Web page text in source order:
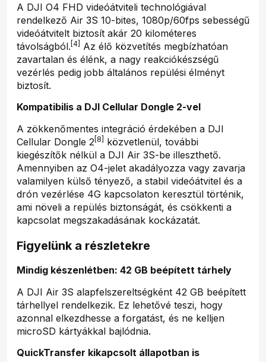
A DJI O4 FHD videóátviteli technológiával
rendelkező Air 3S 10-bites, 1080p/60fps sebességű
videóátvitelt biztosít akár 20 kilométeres
távolságból. [4]
Az élő közvetítés megbízhatóan
zavartalan és élénk, a nagy reakciókészségű
vezérlés pedig jobb általános repülési élményt
biztosít.
Kompatibilis a DJI Cellular Dongle 2-vel
A zökkenőmentes integráció érdekében a DJI
Cellular Dongle 2 [8]
közvetlenül, további
kiegészítők nélkül a DJI Air 3S-be illeszthető.
Amennyiben az O4-jelet akadályozza vagy zavarja
valamilyen külső tényező, a stabil videóátvitel és a
drón vezérlése 4G kapcsolaton keresztül történik,
ami növeli a repülés biztonságát, és csökkenti a
kapcsolat megszakadásának kockázatát.
Figyelünk a részletekre
Mindig készenlétben: 42 GB beépített tárhely
A DJI Air 3S alapfelszereltségként 42 GB beépített
tárhellyel rendelkezik. Ez lehetővé teszi, hogy
azonnal elkezdhesse a forgatást, és ne kelljen
microSD kártyákkal bajlódnia.
QuickTransfer kikapcsolt állapotban is